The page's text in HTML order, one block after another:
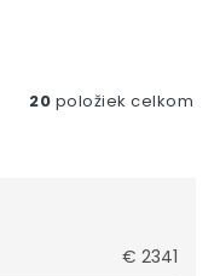
20 položiek celkom
€ 2341